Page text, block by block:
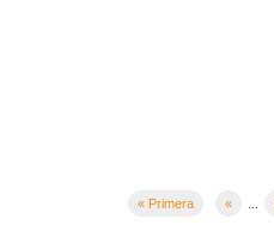
« Primera «